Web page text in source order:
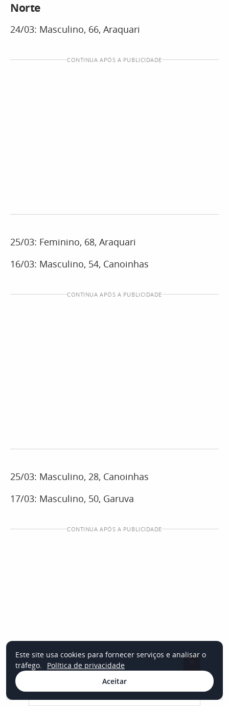
Norte
24/03: Masculino, 66, Araquari
CONTINUA APÓS A PUBLICIDADE
25/03: Feminino, 68, Araquari
16/03: Masculino, 54, Canoinhas
CONTINUA APÓS A PUBLICIDADE
25/03: Masculino, 28, Canoinhas
17/03: Masculino, 50, Garuva
CONTINUA APÓS A PUBLICIDADE
Este site usa cookies para fornecer serviços e analisar o
tráfego.
Política de privacidade
Aceitar